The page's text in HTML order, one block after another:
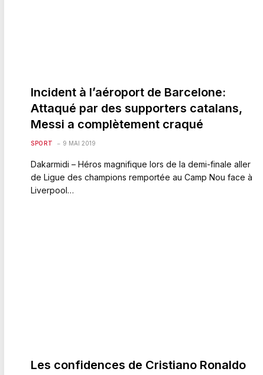
Incident à l’aéroport de Barcelone:
Attaqué par des supporters catalans,
Messi a complètement craqué
SPORT 9 MAI 2019
Dakarmidi – Héros magnifique lors de la demi-finale aller
de Ligue des champions remportée au Camp Nou face à
Liverpool…
Les confidences de Cristiano Ronaldo